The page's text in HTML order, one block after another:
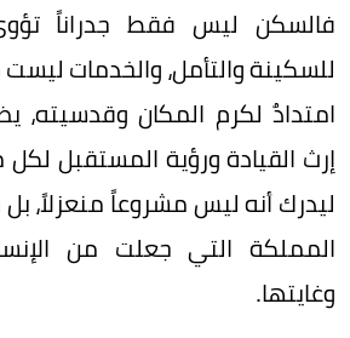
فالسكن ليس فقط جدراناً
للسكينة والتأمل، والخدمات
امتدادٌ لكرم المكان
إرث القيادة ورؤية المستقبل
ليدرك أنه ليس مشروعاً منعزلاً،
المملكة التي جعلت من
وغايتها.